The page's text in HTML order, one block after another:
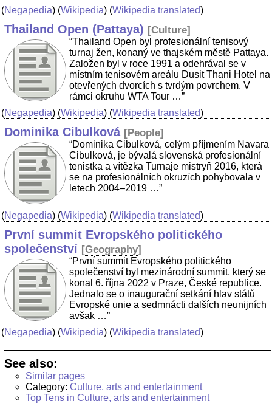
(Negapedia) (Wikipedia) (Wikipedia translated)
Thailand Open (Pattaya) [Culture]
“Thailand Open byl profesionální tenisový
turnaj žen, konaný ve thajském městě Pattaya.
Založen byl v roce 1991 a odehrával se v
místním tenisovém areálu Dusit Thani Hotel na
otevřených dvorcích s tvrdým povrchem. V
rámci okruhu WTA Tour …”
(Negapedia) (Wikipedia) (Wikipedia translated)
Dominika Cibulková [People]
“Dominika Cibulková, celým příjmením Navara
Cibulková, je bývalá slovenská profesionální
tenistka a vítězka Turnaje mistryň 2016, která
se na profesionálních okruzích pohybovala v
letech 2004–2019 …”
(Negapedia) (Wikipedia) (Wikipedia translated)
První summit Evropského politického
společenství [Geography]
“První summit Evropského politického
společenství byl mezinárodní summit, který se
konal 6. října 2022 v Praze, České republice.
Jednalo se o inaugurační setkání hlav států
Evropské unie a sedmnácti dalších neunijních
avšak …”
(Negapedia) (Wikipedia) (Wikipedia translated)
See also:
Similar pages
Category: Culture, arts and entertainment
Top Tens in Culture, arts and entertainment